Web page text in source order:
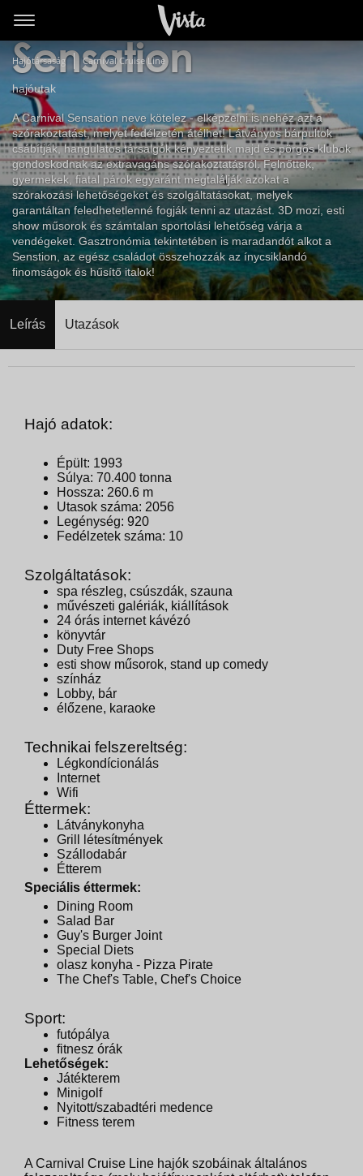
Hajótársaság Carnival Cruise Line
Carnival
Sensation
hajóutak
A Carnival Sensation neve kötelez - elképzelni is nehéz azt a
szórakoztatást, melyet fedélzetén átélhet! Látványos bárpultok
csábítják, hangulatos társalgók kényeztetik majd és pörgős klubok
gondoskodnak az extravagáns szórakoztatásról. Felnőttek,
gyermekek, fiatal párok egyaránt megtalálják azokat a
szórakozási lehetőségeket és szolgáltatásokat, melyek
garantáltan feledhetetlenné fogják tenni az utazást. 3D mozi, esti
show műsorok és számtalan sportolási lehetőség várja a
vendégeket. Gasztronómia tekintetében is maradandót alkot a
Senstion, az egész családot összehozzák az ínycsiklandó
finomságok és hűsítő italok!
Leírás Utazások
Hajó adatok:
Épült: 1993
Súlya: 70.400 tonna
Hossza: 260.6 m
Utasok száma: 2056
Legénység: 920
Fedélzetek száma: 10
Szolgáltatások:
spa részleg, csúszdák, szauna
művészeti galériák, kiállítások
24 órás internet kávézó
könyvtár
Duty Free Shops
esti show műsorok, stand up comedy
színház
Lobby, bár
élőzene, karaoke
Technikai felszereltség:
Légkondícionálás
Internet
Wifi
Éttermek:
Látványkonyha
Grill létesítmények
Szállodabár
Étterem
Speciális éttermek:
Dining Room
Salad Bar
Guy's Burger Joint
Special Diets
olasz konyha - Pizza Pirate
The Chef's Table, Chef's Choice
Sport:
futópálya
fitnesz órák
Lehetőségek:
Játékterem
Minigolf
Nyitott/szabadtéri medence
Fitness terem
A Carnival Cruise Line hajók szobáinak általános